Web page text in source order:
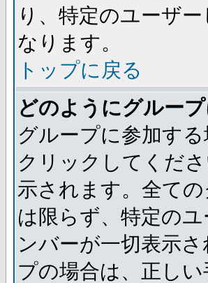
り、特定のユーザ
なります。
トップに戻る
どのようにグルー
グループに参加す
クリックしてくだ
示されます。全て
は限らず、特定の
ンバーが一切表示
プの場合は、正し